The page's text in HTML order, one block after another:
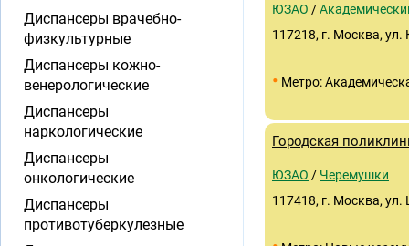
ЮЗАО /
117218, г. Москва, ул.
• Метро:
Городская
ЮЗАО / Черемушки
117418, г. Москва,
Диспансеры врачебно-
физкультурные
Диспансеры кожно-
венерологические
Диспансеры
наркологические
Диспансеры
онкологические
Диспансеры
противотуберкулезные